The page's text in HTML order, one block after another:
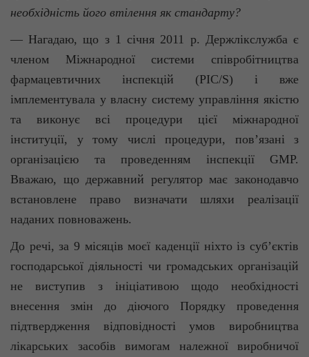
необхідність його втілення як стандарту?
— Нагадаю, що з 1 січня 2011 р. Держлікслужба є
членом Міжнародної системи співробітництва
фармацевтичних інспекцій (PIC/S) і вже
імплементувала у власну систему управління якістю
та виконує всі процедури цієї міжнародної
інституції, у тому числі процедури, пов’язані з
організацією та проведенням інспекції GMP.
Вважаю, що державний регулятор має законодавчо
встановлене право визначати шляхи реалізації
наданих повноважень.
До речі, за 9 місяців моєї каденції ніхто із суб’єктів
господарської діяльності чи громадських організацій
не виступив з ініціативою щодо необхідності
внесення змін до діючого Порядку проведення
підтвердження відповідності умов виробництва
лікарських засобів вимогам належної виробничої